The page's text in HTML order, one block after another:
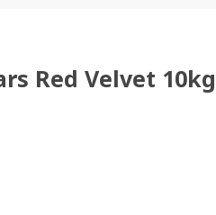
Red Velvet 10kg